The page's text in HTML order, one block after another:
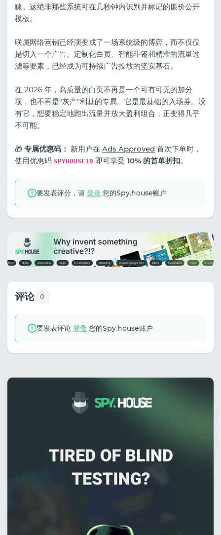
睐。这绝非那些系统可在几秒钟内识别并标记的廉价公开
模板。
联属网络营销已经演变成了一场系统级的博弈，而不仅仅
是切入一个广告。定制化白页、智能斗篷和精准的流量过
滤等要素，已经成为可持续广告投放的坚实基石。
在 2026 年，高质量的白页不再是一个可有可无的加分
项，也不再是“灰产”利基的专属。它是最基础的入场券。没
有它，想要稳定地跑出流量并放大盈利组合，正变得几乎
不可能。
🎁 专属优惠码： 新用户在 Ads Approved 首次下单时，
使用优惠码 SPYHOUSE10 即可享受 10% 的首单折扣。
要发表评分，请 登录 您的Spy.house账户
评论 0
要发表评论 登录 您的Spy.house账户